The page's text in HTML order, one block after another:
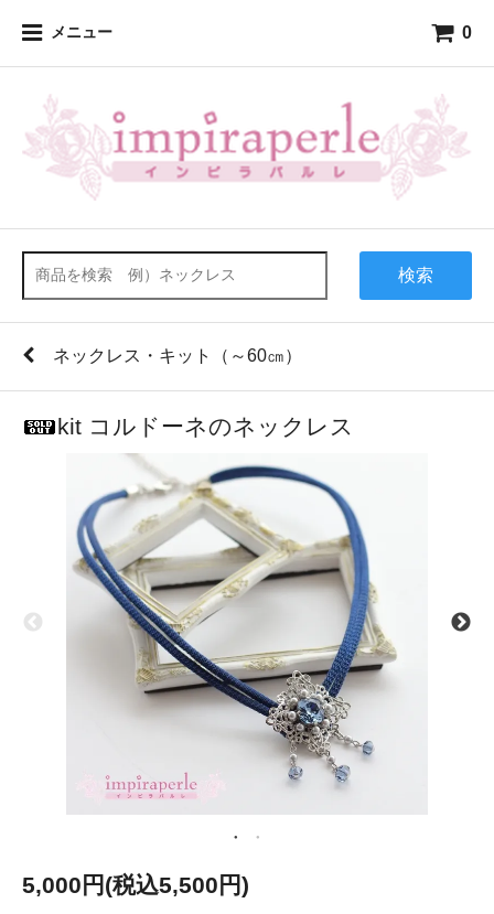
メニュー 0
検索
ネックレス・キット（～60㎝）
kit コルドーネのネックレス
5,000円(税込5,500円)